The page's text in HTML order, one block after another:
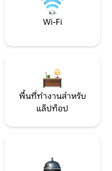
Wi-Fi
พื้นที่ทำงานสำหรับ
แล็ปท็อป